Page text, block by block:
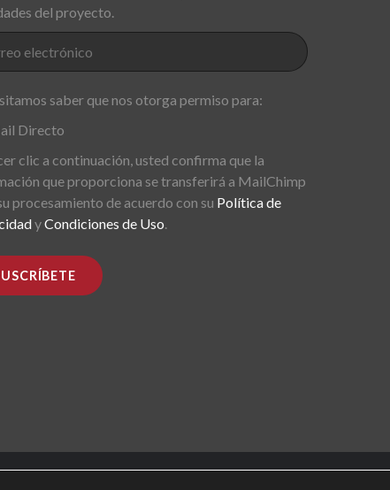
del proyecto.
saber que nos otorga permiso para:
Directo
clic a continuación, usted confirma que la
que proporciona se transferirá a MailChimp
procesamiento de acuerdo con su Política de
yCondiciones de Uso.